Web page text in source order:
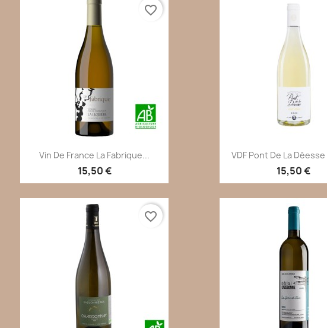
Aperçu rapide
Vin De France La Fabrique...
15,50 €
favorite_border
Aperçu
VDF Pont De La
15,50 €
favorite_border